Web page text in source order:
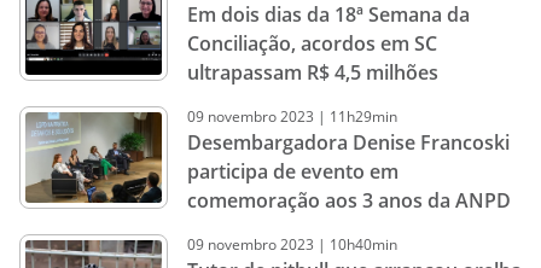
Em dois dias da 18ª Semana da
Conciliação, acordos em SC
ultrapassam R$ 4,5 milhões
09 novembro2023 | 11h29min
Desembargadora Denise Francoski
participa de evento em
comemoração aos 3 anos da ANPD
09 novembro2023 | 10h40min